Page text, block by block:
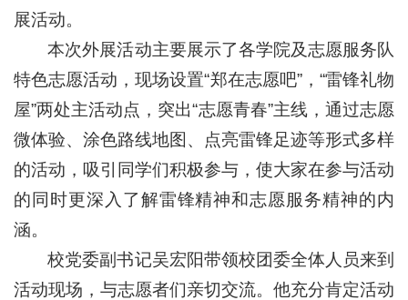
展活动。
本次外展活动主要展示了各学院及志愿服务队
特色志愿活动，现场设置“郑在志愿吧”，“雷锋礼物
屋”两处主活动点，突出“志愿青春”主线，通过志愿
微体验、涂色路线地图、点亮雷锋足迹等形式多样
的活动，吸引同学们积极参与，使大家在参与活动
的同时更深入了解雷锋精神和志愿服务精神的内
涵。
校党委副书记吴宏阳带领校团委全体人员来到
活动现场，与志愿者们亲切交流。他充分肯定活动